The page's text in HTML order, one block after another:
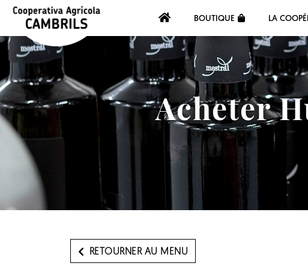
BOUTIQUE LA
Acheter
RETOURNER AU MENU